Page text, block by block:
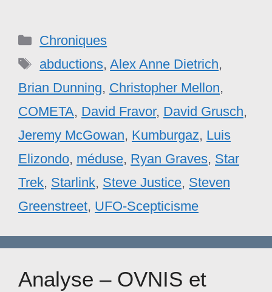
Catégories
Chroniques
Étiquettes
abductions,Alex Anne Dietrich,
Brian Dunning, Christopher Mellon,
COMETA, David Fravor, David Grusch,
Jeremy McGowan, Kumburgaz, Luis
Elizondo, méduse, Ryan Graves, Star
Trek, Starlink, Steve Justice, Steven
Greenstreet, UFO-Scepticisme
Analyse – OVNIS et